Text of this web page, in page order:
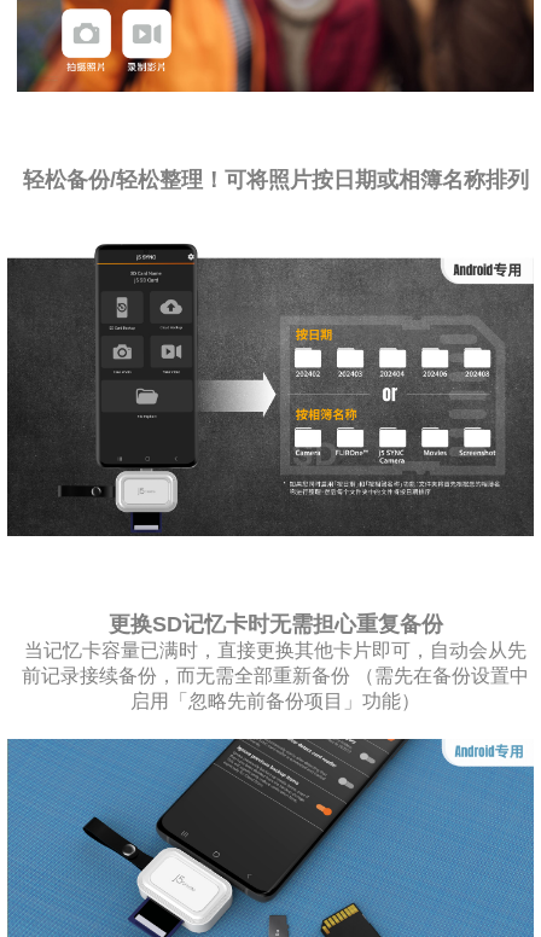
轻松备份/轻松整理！可将照片按日期或相簿名称排列
更换SD记忆卡时无需担心重复备份
当记忆卡容量已满时，直接更换其他卡片即可，自动会从先
前记录接续备份，而无需全部重新备份 （需先在备份设置中
启用「忽略先前备份项目」功能）